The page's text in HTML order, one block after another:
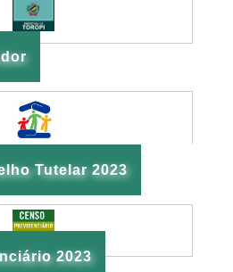
Tutelar 2023
2023